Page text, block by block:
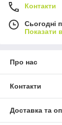
Контакти
Сьогодні
Показати
Про нас
Контакти
Доставка та